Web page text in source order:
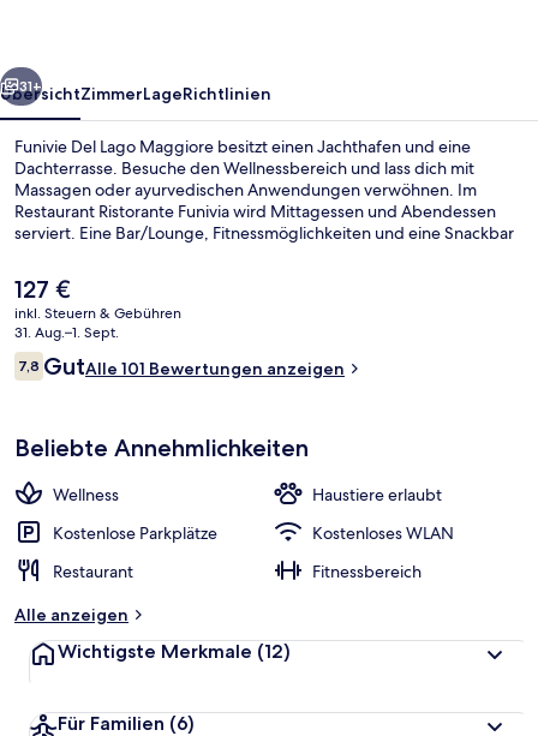
Weiter
31+
ÜbersichtZimmerLageRichtlinien
Funivie Del Lago Maggiore besitzt einen Jachthafen und eine
Dachterrasse. Besuche den Wellnessbereich und lass dich mit
Massagen oder ayurvedischen Anwendungen verwöhnen. Im
Restaurant Ristorante Funivia wird Mittagessen und Abendessen
serviert. Eine Bar/Lounge, Fitnessmöglichkeiten und eine Snackbar
Der
aktuelle
Preis
beträgt
127 €.
127 €
inkl. Steuern & Gebühren
31. Aug.–1. Sept.
Bewertungen
7,87,8 von 10.
GutAlle 101 Bewertungen anzeigen
Beliebte Annehmlichkeiten
Wellness
Haustiere erlaubt
Kostenlose Parkplätze
Kostenloses WLAN
Restaurant
Fitnessbereich
Alle anzeigen
Wichtigste Merkmale (12)
Für Familien (6)